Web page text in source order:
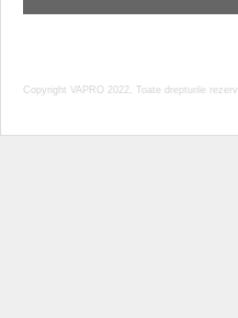
Copyright VAPRO 2022, Toate drepturile